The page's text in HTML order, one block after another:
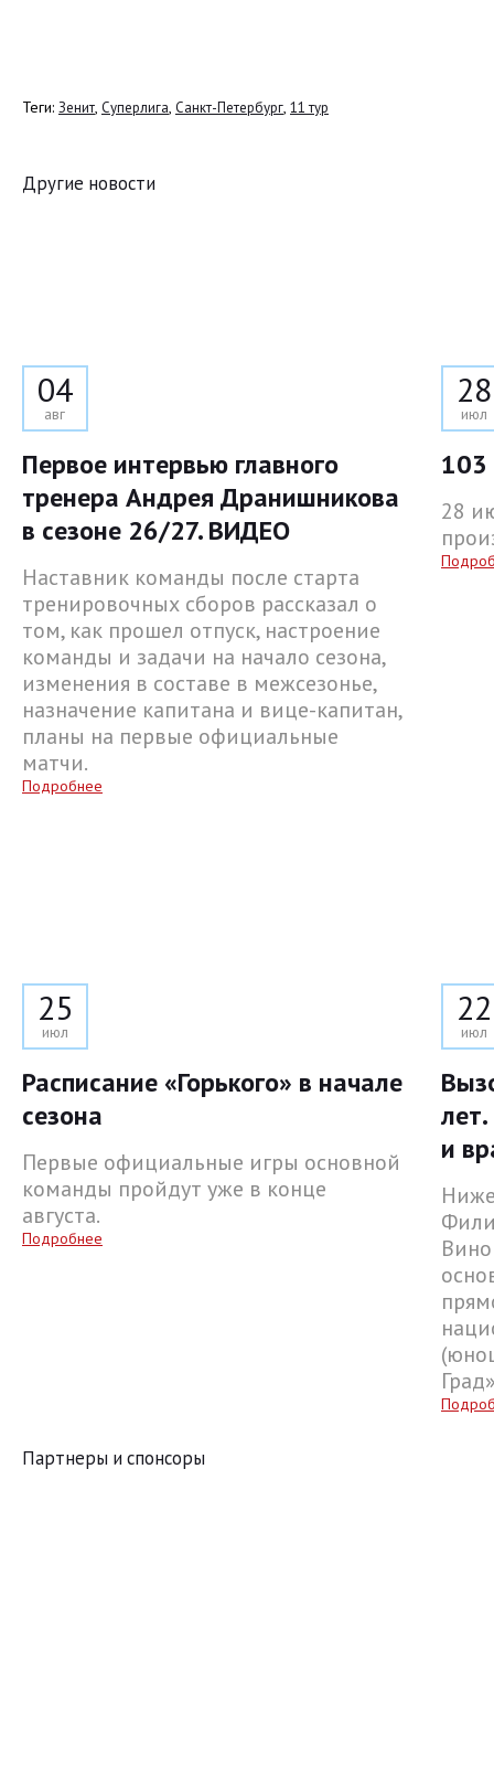
Теги: Зенит, Суперлига, Санкт-Петербург, 11 тур
Другие новости
04
авг
Первое интервью главного
тренера Андрея Дранишникова
в сезоне 26/27. ВИДЕО
Наставник команды после старта
тренировочных сборов рассказал о
том, как прошел отпуск, настроение
команды и задачи на начало сезона,
изменения в составе в межсезонье,
назначение капитана и вице-капитан,
планы на первые официальные
матчи.
Подробнее
28
июл
103
28
25
июл
Расписание «Горького» в начале
сезона
Первые официальные игры основной
команды пройдут уже в конце
августа.
Подробнее
22
июл
и
Партнеры и спонсоры